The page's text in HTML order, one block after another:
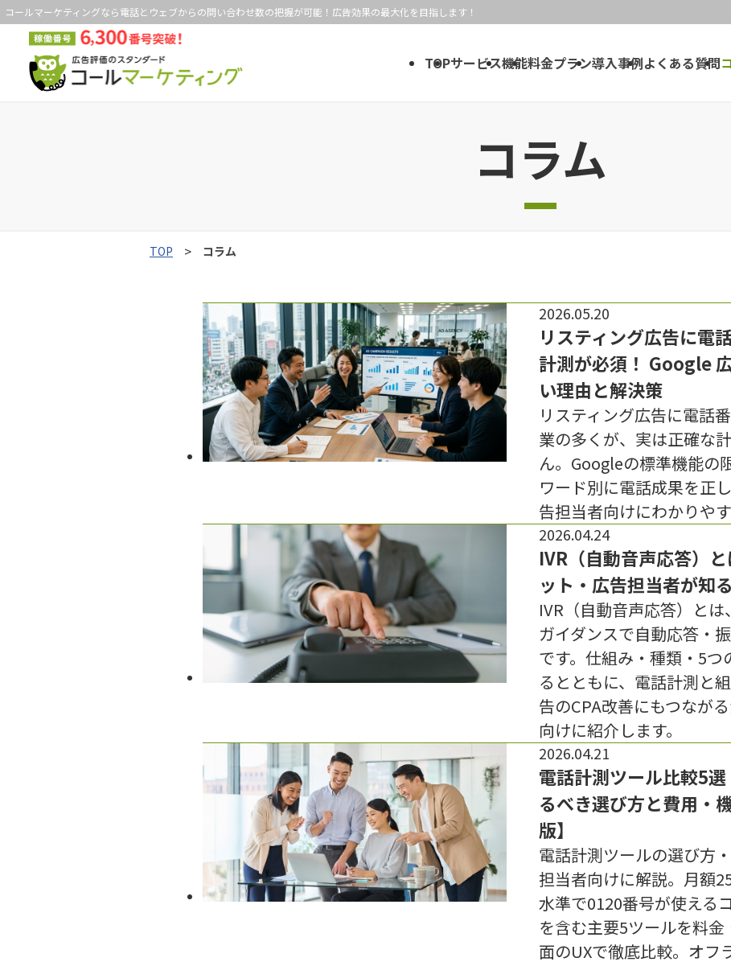
コールマーケティングなら電話とウェブからの問い合わせ数の把握が可能！広告効果の最大化を目指します！
TOPサービス機能料金プラン導入事例よくある質問
コラム
TOP コラム
2026.05.20
リスティング広告に電
計測が必須！ Google
い理由と解決策
リスティング広告に電話
業の多くが、実は正確な
ん。Googleの標準機能の
ワード別に電話成果を正
告担当者向けにわかりや
2026.04.24
IVR（自動音声応答）
ット・広告担当者が知
IVR（自動音声応答）と
ガイダンスで自動応答・
です。仕組み・種類・5
るとともに、電話計測と
告のCPA改善にもつなが
向けに紹介します。
2026.04.21
電話計測ツール比較5
るべき選び方と費用・
版】
電話計測ツールの選び方
担当者向けに解説。月額
水準で0120番号が使える
を含む主要5ツールを料
面のUXで徹底比較。オフ